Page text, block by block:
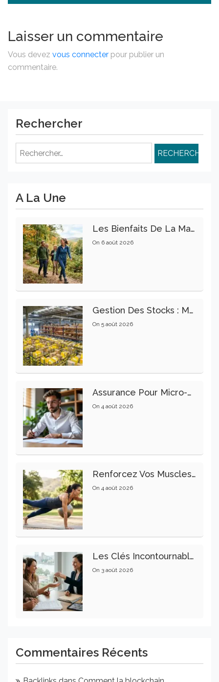
l’article
Laisser un commentaire
Vous devez vous connecter pour publier un
commentaire.
Rechercher
Rechercher :
A La Une
Les Bienfaits De La Marche Sur La Santé Physique Et Mentale
On 6 août 2026
Gestion Des Stocks : Meilleures Pratiques Intralogistiques
On 5 août 2026
Assurance Pour Micro-Entrepreneur : Les Garanties Essentielles À Connaître
On 4 août 2026
Renforcez Vos Muscles Profonds Pour Apaiser Votre Mal De Dos
On 4 août 2026
Les Clés Incontournables Pour Réussir Vos Transactions Immobilières
On 3 août 2026
Commentaires Récents